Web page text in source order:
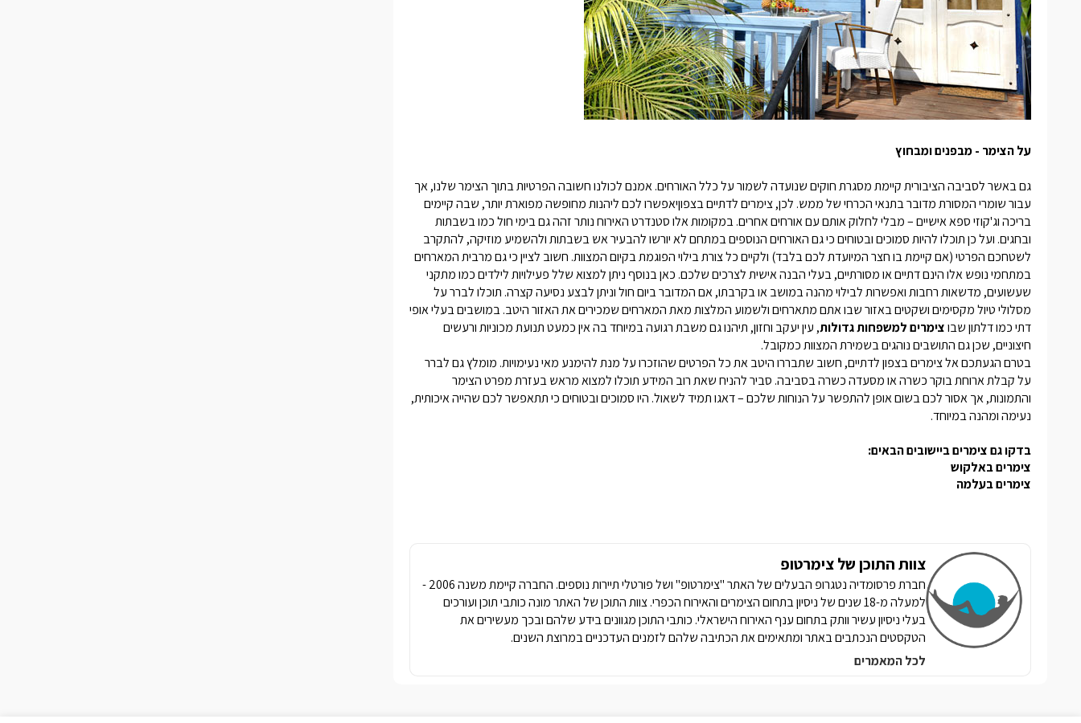
על הצימר - מבפנים ומבחוץ
גם באשר לסביבה הציבורית קיימת מסגרת חוקים שנועדה לשמור על כלל האורחים. אמנם לכולנו חשובה הפרטיות בתוך הצימר שלנו, אך
עבור שומרי המסורת מדובר בתנאי הכרחי של ממש. לכן,צימרים לדתיים בצפוןיאפשרו לכם ליהנות מחופשה מפוארת יותר, שבה קיימים
בריכה וג'קוזי ספא אישיים – מבלי לחלוק אותם עם אורחים אחרים. במקומות אלו סטנדרט האירוח נותר זהה גם בימי חול כמו בשבתות
ובחגים. ועל כן תוכלו להיות סמוכים ובטוחים כי גם האורחים הנוספים במתחם לא יורשו להבעיר אש בשבתות ולהשמיע מוזיקה, להתקרב
לשטחכם הפרטי (אם קיימת בו חצר המיועדת לכם בלבד) ולקיים כל צורת בילוי הפוגמת בקיום המצוות. חשוב לציין כי גם מרבית המארחים
במתחמי נופש אלו הינם דתיים או מסורתיים, בעלי הבנה אישית לצרכים שלכם. כאן בנוסף ניתן למצוא שלל פעילויות לילדים כמו מתקני
שעשועים, מדשאות רחבות ואפשרות לבילוי מהנה במושב או בקרבתו, אם המדובר ביום חול וניתן לבצע נסיעה קצרה. תוכלו לברר על
מסלולי טיול מקסימים ושקטים באזור שבו אתם מתארחים ולשמוע המלצות מאת המארחים שמכירים את האזור היטב. במושבים בעלי אופי
דתי כמו דלתון שבוצימרים למשפחות גדולות, עין יעקב וחזון, תיהנו גם משבת רגועה במיוחד בה אין כמעט תנועת מכוניות ורעשים
חיצוניים, שכן גם התושבים נוהגים בשמירת המצוות כמקובל.
בטרם הגעתכם אלצימרים בצפון לדתיים, חשוב שתבררו היטב את כל הפרטים שהוזכרו על מנת להימנע מאי נעימויות. מומלץ גם לברר
על קבלת ארוחת בוקר כשרה או מסעדה כשרה בסביבה. סביר להניח שאת רוב המידע תוכלו למצוא מראש בעזרת מפרט הצימר
והתמונות, אך אסור לכם בשום אופן להתפשר על הנוחות שלכם – דאגו תמיד לשאול. היו סמוכים ובטוחים כי תתאפשר לכם שהייה איכותית,
נעימה ומהנה במיוחד.
בדקו גם צימרים ביישובים הבאים:
צימרים באלקוש
צימרים בעלמה
צוות התוכן של צימרטופ
חברת פרסומדיה נטגרופ הבעלים של האתר "צימרטופ" ושל פורטלי תיירות נוספים. החברה קיימת משנה 2006 -
למעלה מ-18 שנים של ניסיון בתחום הצימרים והאירוח הכפרי. צוות התוכן של האתר מונה כותבי תוכן ועורכים
בעלי ניסיון עשיר וותק בתחום ענף האירוח הישראלי. כותבי התוכן מגוונים בידע שלהם ובכך מעשירים את
הטקסטים הנכתבים באתר ומתאימים את הכתיבה שלהם לזמנים העדכניים במרוצת השנים.
לכל המאמרים